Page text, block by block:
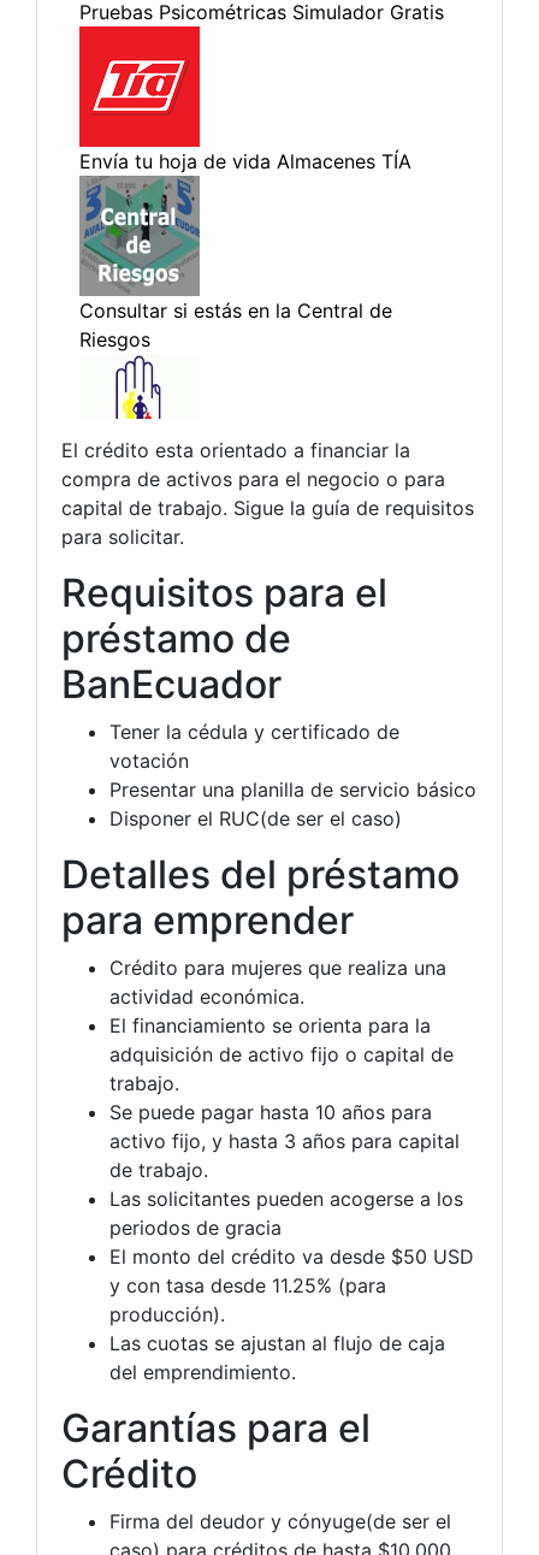
El crédito esta orientado a financiar la
compra de activos para el negocio o para
capital de trabajo. Sigue la guía de requisitos
para solicitar.
Requisitos para el
préstamo de
BanEcuador
Tener la cédula y certificado de
votación
Presentar una planilla de servicio básico
Disponer el RUC(de ser el caso)
Detalles del préstamo
para emprender
Crédito para mujeres que realiza una
actividad económica.
El financiamiento se orienta para la
adquisición de activo fijo o capital de
trabajo.
Se puede pagar hasta 10 años para
activo fijo, y hasta 3 años para capital
de trabajo.
Las solicitantes pueden acogerse a los
periodos de gracia
El monto del crédito va desde $50 USD
y con tasa desde 11.25% (para
producción).
Las cuotas se ajustan al flujo de caja
del emprendimiento.
Garantías para el
Crédito
Firma del deudor y cónyuge(de ser el
caso) para créditos de hasta $10.000